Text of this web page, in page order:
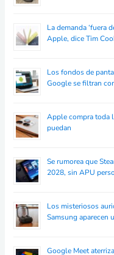
La demanda ‘fuera
Apple, dice Tim
Los fondos de
Google se filtran
Apple compra toda
puedan
Se rumorea que
2028, sin APU
Los misteriosos
Samsung aparecen
Google Meet